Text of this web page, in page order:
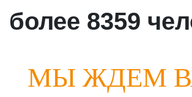
более 8359
МЫ ЖДЕМ